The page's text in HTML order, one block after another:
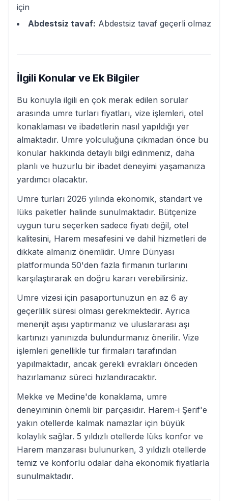
için
Abdestsiz tavaf: Abdestsiz tavaf geçerli olmaz
İlgili Konular ve Ek Bilgiler
Bu konuyla ilgili en çok merak edilen sorular
arasında umre turları fiyatları, vize işlemleri, otel
konaklaması ve ibadetlerin nasıl yapıldığı yer
almaktadır. Umre yolculuğuna çıkmadan önce bu
konular hakkında detaylı bilgi edinmeniz, daha
planlı ve huzurlu bir ibadet deneyimi yaşamanıza
yardımcı olacaktır.
Umre turları 2026 yılında ekonomik, standart ve
lüks paketler halinde sunulmaktadır. Bütçenize
uygun turu seçerken sadece fiyatı değil, otel
kalitesini, Harem mesafesini ve dahil hizmetleri de
dikkate almanız önemlidir. Umre Dünyası
platformunda 50'den fazla firmanın turlarını
karşılaştırarak en doğru kararı verebilirsiniz.
Umre vizesi için pasaportunuzun en az 6 ay
geçerlilik süresi olması gerekmektedir. Ayrıca
menenjit aşısı yaptırmanız ve uluslararası aşı
kartınızı yanınızda bulundurmanız önerilir. Vize
işlemleri genellikle tur firmaları tarafından
yapılmaktadır, ancak gerekli evrakları önceden
hazırlamanız süreci hızlandıracaktır.
Mekke ve Medine'de konaklama, umre
deneyiminin önemli bir parçasıdır. Harem-i Şerif'e
yakın otellerde kalmak namazlar için büyük
kolaylık sağlar. 5 yıldızlı otellerde lüks konfor ve
Harem manzarası bulunurken, 3 yıldızlı otellerde
temiz ve konforlu odalar daha ekonomik fiyatlarla
sunulmaktadır.